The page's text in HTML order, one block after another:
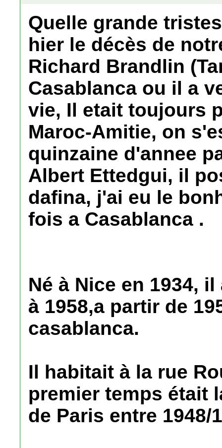
Quelle grande
hier le décès de
Richard Brandlin
Casablanca ou il a
vie, Il etait toujours
Maroc-Amitie, on
quinzaine d'annee
Albert Ettedgui, il
dafina, j'ai eu le
fois a Casablanca .
Né à Nice en 1934,
à 1958,a partir de
casablanca.
Il habitait à la rue
premier temps était
de Paris entre 1948/